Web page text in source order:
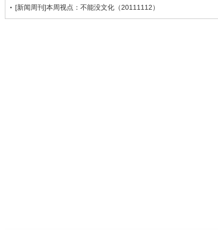
[新闻周刊]本周视点：不能没文化（20111112）